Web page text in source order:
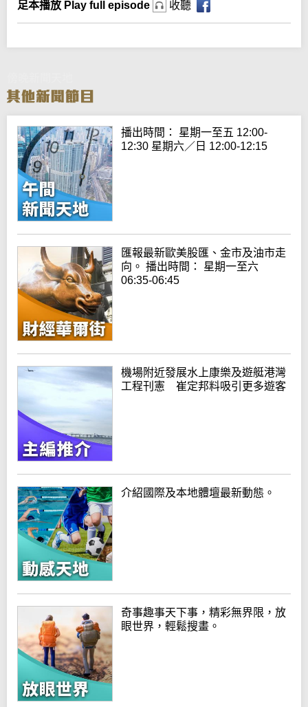
足本播放 Play full episode 收聽
播出時間： 星期一至五 12:00-
12:30 星期六／日 12:00-12:15
匯報最新歐美股匯、金市及油市走
向。 播出時間： 星期一至六
06:35-06:45
機場附近發展水上康樂及遊艇港灣
工程刊憲 崔定邦料吸引更多遊客
介紹國際及本地體壇最新動態。
奇事趣事天下事，精彩無界限，放
眼世界，輕鬆搜畫。